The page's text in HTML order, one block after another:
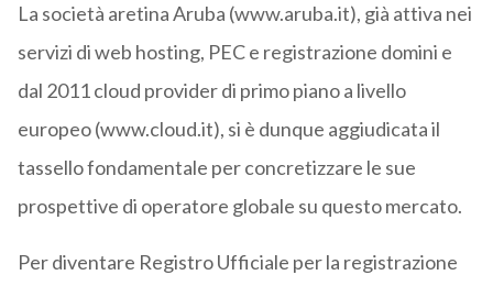
La società aretina Aruba (www.aruba.it), già attiva nei
servizi di web hosting, PEC e registrazione domini e
dal 2011 cloud provider di primo piano a livello
europeo (www.cloud.it), si è dunque aggiudicata il
tassello fondamentale per concretizzare le sue
prospettive di operatore globale su questo mercato.
Per diventare Registro Ufficiale per la registrazione